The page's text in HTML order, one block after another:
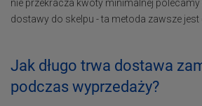
nie przekracza kwoty minimalnej
dostawy do skelpu - ta metoda zawsze jest
Jak długo trwa dostawa
podczas wyprzedaży?